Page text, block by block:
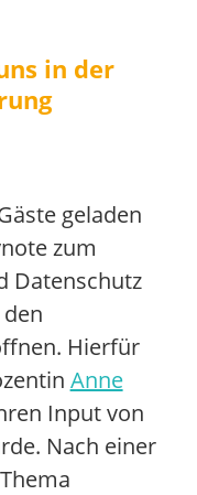
in der
geladen
zum
Datenschutz
Hierfür
Anne
Input von
Nach einer